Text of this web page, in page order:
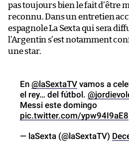
pas toujours bien le fait d’être
reconnu. Dans un entretien
espagnole La Sexta qui sera
l’Argentin s’est notamment
une star.
En @laSextaTV vamos a
el rey… del fútbol.
Messi este domingo
pic.twitter.com/ypw94I9aE8
— laSexta (@laSextaTV)